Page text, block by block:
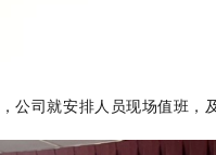
，公司就安排人员现场值班，